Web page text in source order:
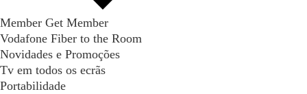
Member Get Member
Vodafone Fiber to the Room
Novidades e Promoções
Tv em todos os ecrãs
Portabilidade